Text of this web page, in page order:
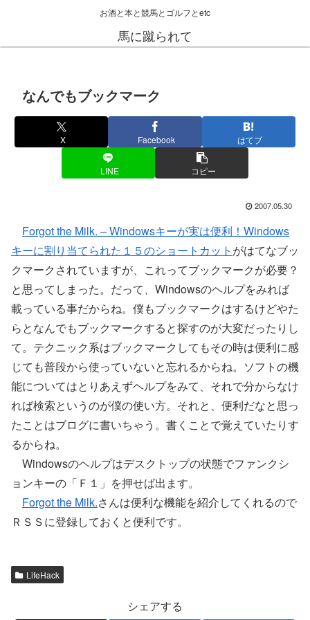
お酒と本と競馬とゴルフとetc
馬に蹴られて
なんでもブックマーク
X Facebook はてブ
LINE コピー
2007.05.30
Forgot the Milk. – Windowsキーが実は便利！Windows
キーに割り当てられた１５のショートカット がはてなブッ
クマークされていますが、これってブックマークが必要？
と思ってしまった。だって、Windowsのヘルプをみれば
載っている事だからね。僕もブックマークはするけどやた
らとなんでもブックマークすると探すのが大変だったりし
て。テクニック系はブックマークしてもその時は便利に感
じても普段から使っていないと忘れるからね。ソフトの機
能についてはとりあえずヘルプをみて、それで分からなけ
れば検索というのが僕の使い方。それと、便利だなと思っ
たことはブログに書いちゃう。書くことで覚えていたりす
るからね。
Windowsのヘルプはデスクトップの状態でファンクシ
ョンキーの「Ｆ１」を押せば出ます。
Forgot the Milk.さんは便利な機能を紹介してくれるので
ＲＳＳに登録しておくと便利です。
LifeHack
シェアする